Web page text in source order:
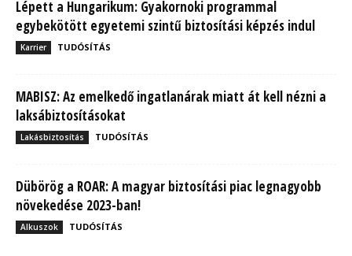
Lépett a Hungarikum: Gyakornoki programmal
egybekötött egyetemi szintű biztosítási képzés indul
Karrier TUDÓSÍTÁS
MABISZ: Az emelkedő ingatlanárak miatt át kell nézni a
laksábiztosításokat
Lakásbiztosítás TUDÓSÍTÁS
Dübörög a ROAR: A magyar biztosítási piac legnagyobb
növekedése 2023-ban!
Alkuszok TUDÓSÍTÁS